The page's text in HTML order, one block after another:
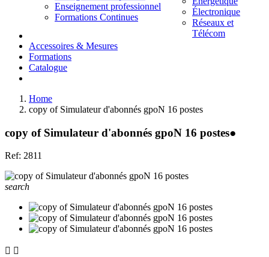
Enseignement professionnel
Formations Continues
Électronique
Réseaux et
Télécom
Accessoires & Mesures
Formations
Catalogue
Home
copy of Simulateur d'abonnés gpoN 16 postes
copy of Simulateur d'abonnés gpoN 16 postes●
Ref: 2811
search
 